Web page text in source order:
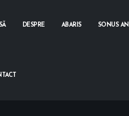
DESPRE ABARIS SONUS